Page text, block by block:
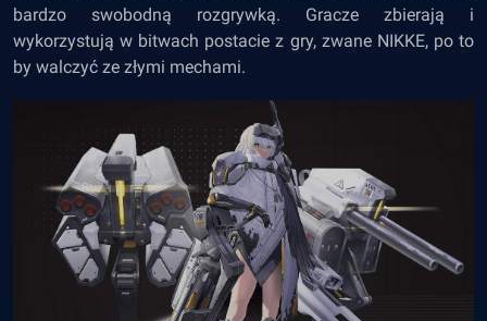
bardzo swobodną rozgrywką. Gracze zbierają i
wykorzystują w bitwach postacie z gry, zwane NIKKE, po to
by walczyć ze złymi mechami.